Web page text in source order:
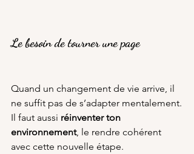
Le besoin de tourner une page
Quand un changement de vie arrive, il
ne suffit pas de s’adapter mentalement.
Il faut aussi réinventer ton
environnement, le rendre cohérent
avec cette nouvelle étape.